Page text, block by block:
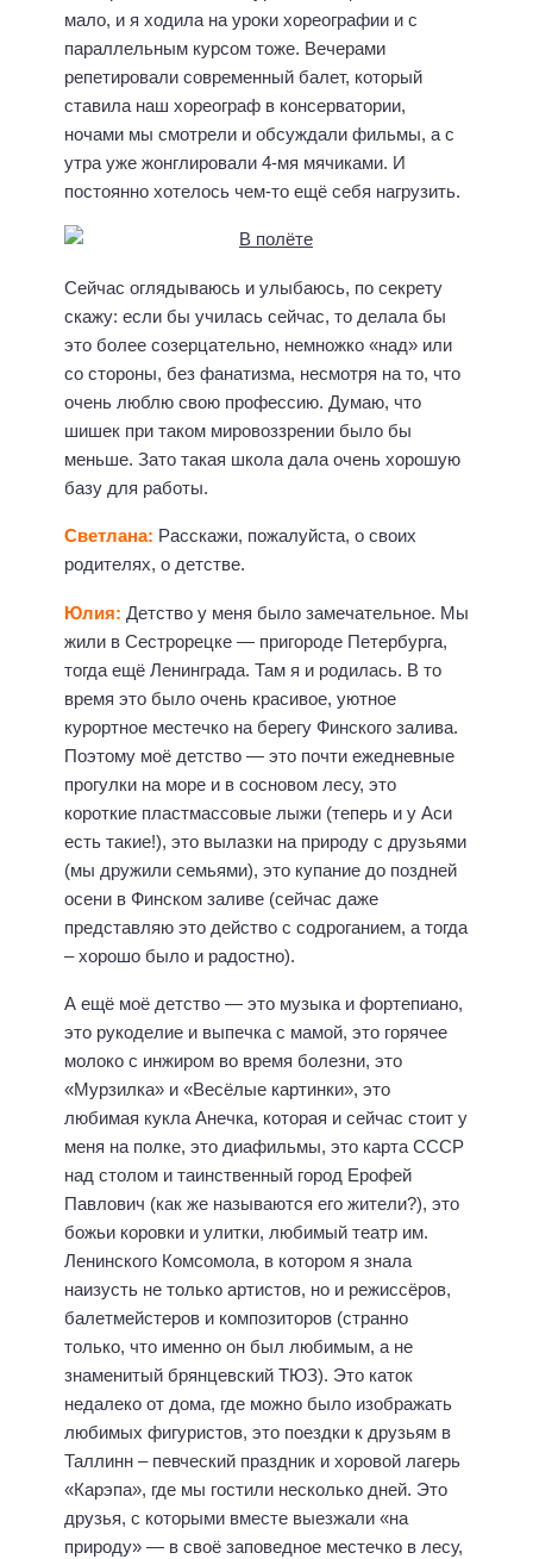
мало, и я ходила на уроки хореографии и с
параллельным курсом тоже. Вечерами
репетировали современный балет, который
ставила наш хореограф в консерватории,
ночами мы смотрели и обсуждали фильмы, а с
утра уже жонглировали 4-мя мячиками. И
постоянно хотелось чем-то ещё себя нагрузить.
Сейчас оглядываюсь и улыбаюсь, по секрету
скажу: если бы училась сейчас, то делала бы
это более созерцательно, немножко «над» или
со стороны, без фанатизма, несмотря на то, что
очень люблю свою профессию. Думаю, что
шишек при таком мировоззрении было бы
меньше. Зато такая школа дала очень хорошую
базу для работы.
Светлана: Расскажи, пожалуйста, о своих
родителях, о детстве.
Юлия: Детство у меня было замечательное. Мы
жили в Сестрорецке — пригороде Петербурга,
тогда ещё Ленинграда. Там я и родилась. В то
время это было очень красивое, уютное
курортное местечко на берегу Финского залива.
Поэтому моё детство — это почти ежедневные
прогулки на море и в сосновом лесу, это
короткие пластмассовые лыжи (теперь и у Аси
есть такие!), это вылазки на природу с друзьями
(мы дружили семьями), это купание до поздней
осени в Финском заливе (сейчас даже
представляю это действо с содроганием, а тогда
– хорошо было и радостно).
А ещё моё детство — это музыка и фортепиано,
это рукоделие и выпечка с мамой, это горячее
молоко с инжиром во время болезни, это
«Мурзилка» и «Весёлые картинки», это
любимая кукла Анечка, которая и сейчас стоит у
меня на полке, это диафильмы, это карта СССР
над столом и таинственный город Ерофей
Павлович (как же называются его жители?), это
божьи коровки и улитки, любимый театр им.
Ленинского Комсомола, в котором я знала
наизусть не только артистов, но и режиссёров,
балетмейстеров и композиторов (странно
только, что именно он был любимым, а не
знаменитый брянцевский ТЮЗ). Это каток
недалеко от дома, где можно было изображать
любимых фигуристов, это поездки к друзьям в
Таллинн – певческий праздник и хоровой лагерь
«Карэпа», где мы гостили несколько дней. Это
друзья, с которыми вместе выезжали «на
природу» — в своё заповедное местечко в лесу,